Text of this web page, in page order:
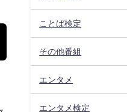
ことば検定
その他番組
エンタメ
エンタメ検定